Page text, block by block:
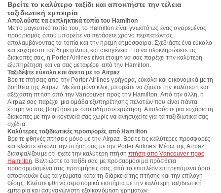
Βρείτε το καλύτερο ταξίδι και αποκτήστε την τέλεια
ταξιδιωτική εμπειρία
Απολαύστε τα εκπληκτικά τοπία του Hamilton
Με το μαγευτικό τοπίο του, το Hamilton είναι γνωστό ως ένας ονειρεμένος
προορισμός όπου μπορείτε να περάσετε χρόνο περπατώντας,
απολαμβάνοντας τα τοπία και την ήρεμη ατμόσφαιρα. Σχεδιάστε ένα εύκολο
και ευχάριστο ταξίδι με φίλους και οικογένεια. Για να ολοκληρώσετε τις
διακοπές σας, η Porter Airlines είναι έτοιμη να σας παρέχει την καλύτερη
εξυπηρέτηση και να σας μεταφέρει από την Hamilton.
Ταξιδέψτε εύκολα και άνετα με το Airpaz
Βρείτε πτήσεις από την Porter Airlines γρήγορα, εύκολα και οικονομικά με τη
βοήθεια της Airpaz. Με ένα μόνο κλικ, μπορείτε να ζήσετε την καλύτερη και
αξέχαστη πτήση από την Vancouver προς την Hamilton. Από την άλλη, η
Airpaz σας παρέχει μια ομάδα εξυπηρέτησης πελατών που είναι πάντα
έτοιμη να σας βοηθήσει με οποιαδήποτε ερώτηση. Απολαύστε μια ευχάριστη
διακοπές με την οικογένειά σας χωρίς να ανησυχείτε για τα ταξιδιωτικά σας
σχέδια.
Καλύτερες ταξιδιωτικές προσφορές από Hamilton
Βρείτε φθηνές πτήσεις μόνο με την Airpaz. Βρείτε τις καλύτερες προσφορές
και κλείστε εύκολα την πτήση σας με την Porter Airlines. Μέσω της Airpaz,
διασφαλίζουμε ότι έχετε την καλύτερη πτήσηπτήση από Vancouver προς
Hamilton. Βελτιώστε το ταξίδι σας με προσαρμόσιμα πρόσθετα
προσαρμοσμένα στις προτιμήσεις σας, από το επιπλέον επιτρεπόμενο όριο
αποσκευών έως τα γεύματα κατά τη διάρκεια της πτήσης και την επιλογή
θέσης. Κλείστε φθηνά αεροπορικά εισιτήρια με την καλύτερη ταξιδιωτική
εμπειρία και ασυναγώνιστη εξοικονόμηση χρημάτων.